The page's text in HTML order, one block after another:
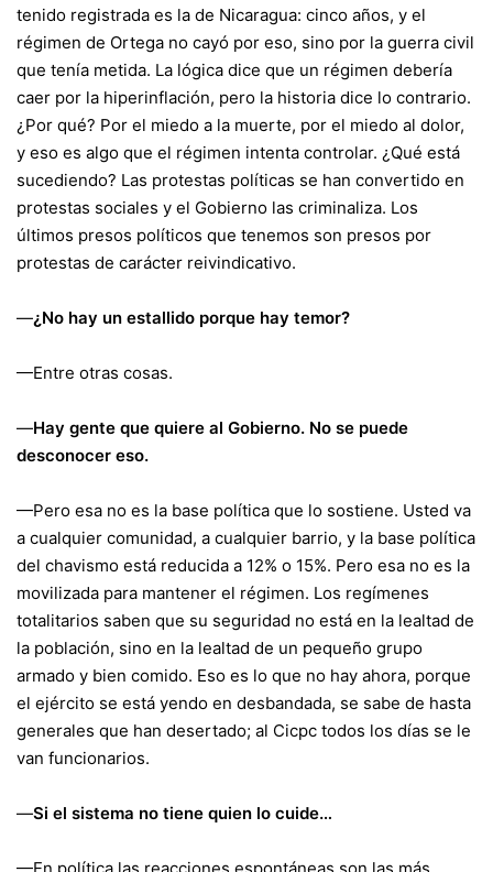
tenido registrada es la de Nicaragua: cinco años, y el
régimen de Ortega no cayó por eso, sino por la guerra civil
que tenía metida. La lógica dice que un régimen debería
caer por la hiperinflación, pero la historia dice lo contrario.
¿Por qué? Por el miedo a la muerte, por el miedo al dolor,
y eso es algo que el régimen intenta controlar. ¿Qué está
sucediendo? Las protestas políticas se han convertido en
protestas sociales y el Gobierno las criminaliza. Los
últimos presos políticos que tenemos son presos por
protestas de carácter reivindicativo.
—¿No hay un estallido porque hay temor?
—Entre otras cosas.
—Hay gente que quiere al Gobierno. No se puede
desconocer eso.
—Pero esa no es la base política que lo sostiene. Usted va
a cualquier comunidad, a cualquier barrio, y la base política
del chavismo está reducida a 12% o 15%. Pero esa no es la
movilizada para mantener el régimen. Los regímenes
totalitarios saben que su seguridad no está en la lealtad de
la población, sino en la lealtad de un pequeño grupo
armado y bien comido. Eso es lo que no hay ahora, porque
el ejército se está yendo en desbandada, se sabe de hasta
generales que han desertado; al Cicpc todos los días se le
van funcionarios.
—Si el sistema no tiene quien lo cuide…